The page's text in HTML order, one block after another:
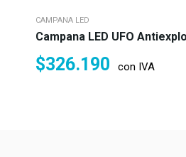
CAMPANA LED
Campana LED UFO
$326.190 con IVA